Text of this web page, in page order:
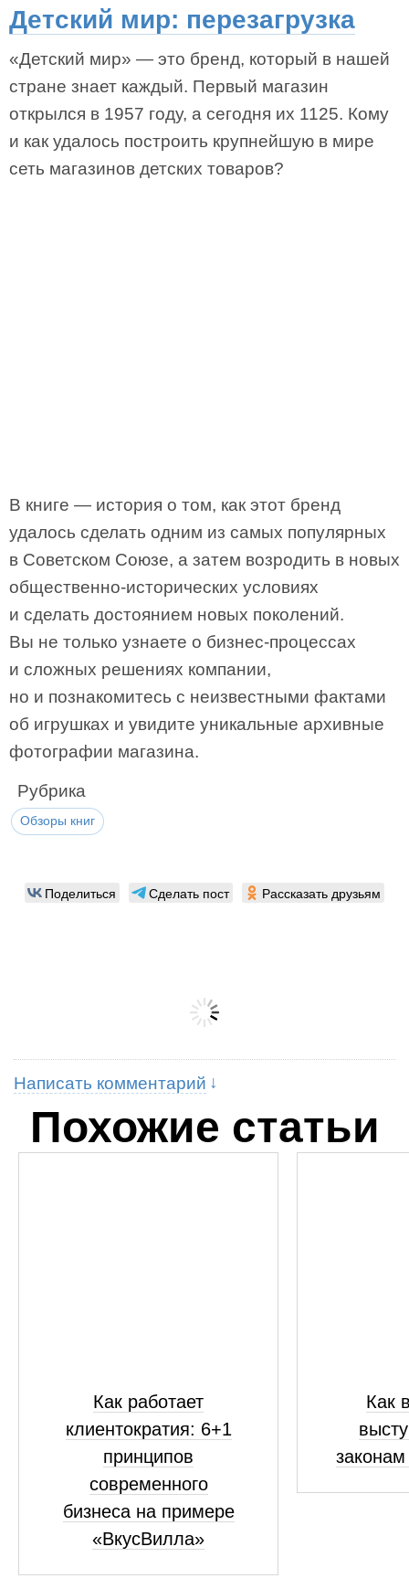
Детский мир: перезагрузка
«Детский мир» — это бренд, который в нашей
стране знает каждый. Первый магазин
открылся в 1957 году, а сегодня их 1125. Кому
и как удалось построить крупнейшую в мире
сеть магазинов детских товаров?
В книге — история о том, как этот бренд
удалось сделать одним из самых популярных
в Советском Союзе, а затем возродить в новых
общественно-исторических условиях
и сделать достоянием новых поколений.
Вы не только узнаете о бизнес-процессах
и сложных решениях компании,
но и познакомитесь с неизвестными фактами
об игрушках и увидите уникальные архивные
фотографии магазина.
Рубрика
Обзоры книг
Поделиться Сделать пост Рассказать друзьям
Написать комментарий
Похожие статьи
Как работает
клиентократия: 6+1
принципов
современного
бизнеса на примере
«ВкусВилла»
Как